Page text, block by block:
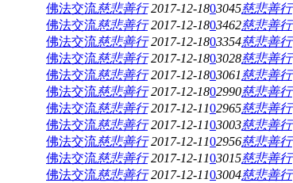
佛法交流慈悲善行 2017-12-1803045慈悲善行
佛法交流慈悲善行 2017-12-1803462慈悲善行
佛法交流慈悲善行 2017-12-1803354慈悲善行
佛法交流慈悲善行 2017-12-1803028慈悲善行
佛法交流慈悲善行 2017-12-1803061慈悲善行
佛法交流慈悲善行 2017-12-1802990慈悲善行
佛法交流慈悲善行 2017-12-1102965慈悲善行
佛法交流慈悲善行 2017-12-1103003慈悲善行
佛法交流慈悲善行 2017-12-1102956慈悲善行
佛法交流慈悲善行 2017-12-1103015慈悲善行
佛法交流慈悲善行 2017-12-1103004慈悲善行